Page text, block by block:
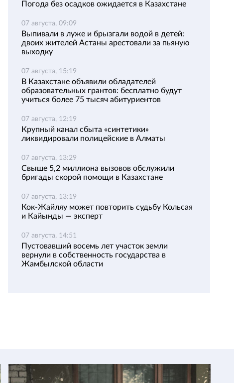
Погода без осадков ожидается в Казахстане
07 августа, 09:09
Выпивали в луже и брызгали водой в детей:
двоих жителей Астаны арестовали за пьяную
выходку
07 августа, 15:19
В Казахстане объявили обладателей
образовательных грантов: бесплатно будут
учиться более 75 тысяч абитуриентов
07 августа, 12:19
Крупный канал сбыта «синтетики»
ликвидировали полицейские в Алматы
07 августа, 13:29
Свыше 5,2 миллиона вызовов обслужили
бригады скорой помощи в Казахстане
07 августа, 13:19
Кок-Жайляу может повторить судьбу Кольсая
и Кайынды — эксперт
07 августа, 14:51
Пустовавший восемь лет участок земли
вернули в собственность государства в
Жамбылской области